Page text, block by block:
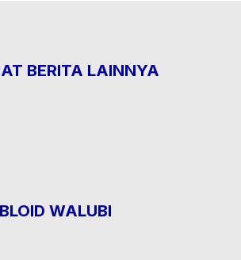
BERITA LAINNYA
WALUBI